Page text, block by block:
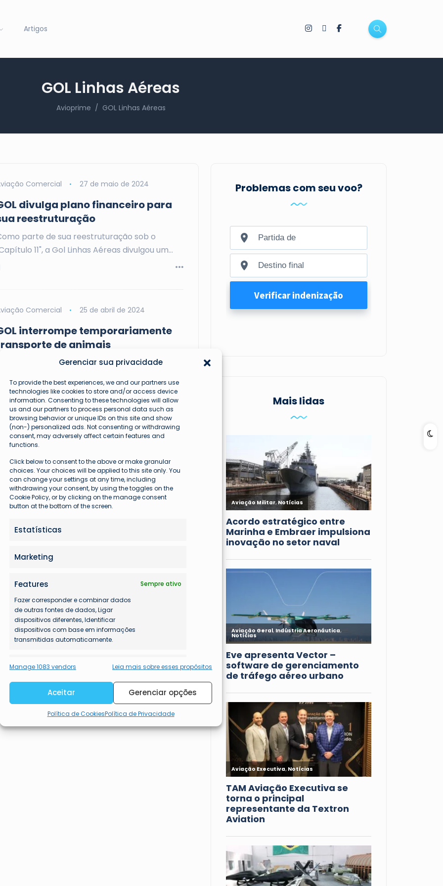
Gerenciar sua privacidade
To provide the best experiences, we and our partners use
technologies like cookies to store and/or access device
information. Consenting to these technologies will allow
us and our partners to process personal data such as
browsing behavior or unique IDs on this site and show
(non-) personalized ads. Not consenting or withdrawing
consent, may adversely affect certain features and
functions.
Click below to consent to the above or make granular
choices. Your choices will be applied to this site only. You
can change your settings at any time, including
withdrawing your consent, by using the toggles on the
Cookie Policy, or by clicking on the manage consent
button at the bottom of the screen.
Estatísticas
Marketing
Features
Sempre ativo
Fazer corresponder e combinar dados
de outras fontes de dados, Ligar
dispositivos diferentes, Identificar
dispositivos com base em informações
transmitidas automaticamente.
Garantir a segurança, evitar e
erros, Disponibilizar e
apresentar publicidade e
conteúdos.
Sempre ativo
Manage 1083 vendors Leia mais sobre esses propósitos
Aceitar Gerenciar opções
Política de CookiesPolítica de Privacidade
Artigos
GOL Linhas Aéreas
Avioprime GOL Linhas Aéreas
Comercial 27 de maio de 2024
divulga plano financeiro para
reestruturação
parte de sua reestruturação sob o
11", a Gol Linhas Aéreas divulgou um…
Comercial 25 de abril de 2024
interrompe temporariamente
de animais
Suspende Transporte de Animais Após
por 30 dias,…
vai operar voos entre Brasília e
a partir de Outubro
GOL Linhas Aéreas expandirá seus serviços
Comercial 7 de abril de 2024
oferece suporte ao Live Activies
usuários de iPhone
melhorar a experiência de voo, a GOL
Problemas com seu voo?
Mais lidas